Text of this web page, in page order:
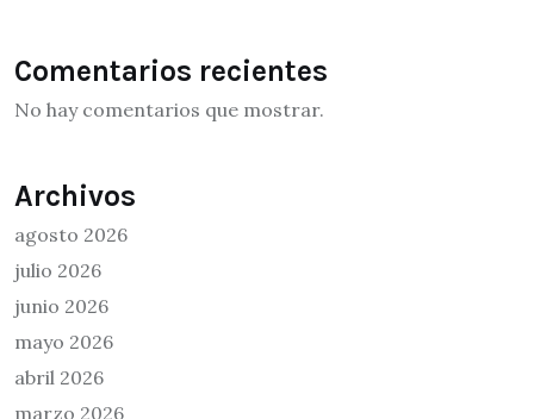
Comentarios recientes
No hay comentarios que mostrar.
Archivos
agosto 2026
julio 2026
junio 2026
mayo 2026
abril 2026
marzo 2026